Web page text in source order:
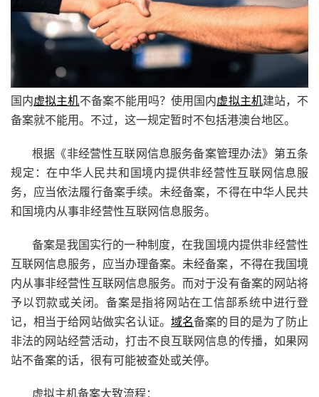
国内虚拟主机不备案不能用吗？使用国内虚拟主机建站，不
备案就不能用。不过，这一规定暂时不包括港澳台地区。
根据《非经营性互联网信息服务备案管理办法》第五条
规定：在中华人民共和国境内提供非经营性互联网信息服
务，应当依法履行备案手续。未经备案，不得在中华人民共
和国境内从事非经营性互联网信息服务。
备案是我国实行的一种制度，在我国境内提供非经营性
互联网信息服务，应当办理备案。未经备案，不得在我国境
内从事非经营性互联网信息服务。而对于没有备案的网站将
予以罚款或关闭。备案是指将网站在工信部系统中进行登
记，相当于给网站做实名认证。域名备案的目的是为了防止
非法的网站经营活动，打击不良互联网信息的传播，如果网
站不备案的话，很有可能被查处或关停。
虚拟主机备案大致流程：